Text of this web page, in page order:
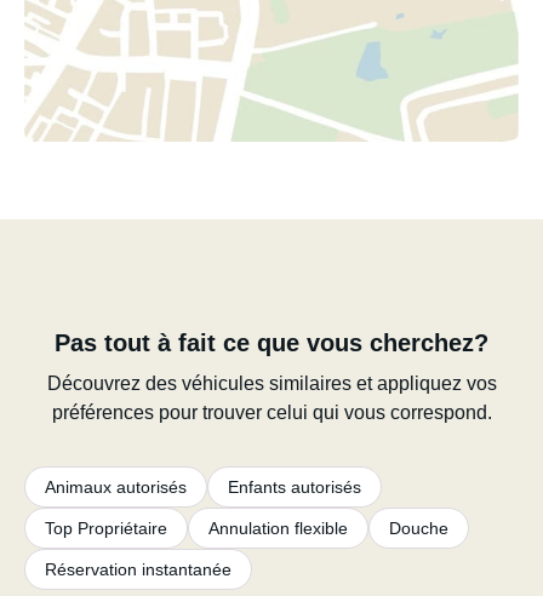
Pas tout à fait ce que vous cherchez?
Découvrez des véhicules similaires et appliquez vos
préférences pour trouver celui qui vous correspond.
Animaux autorisés Enfants autorisés
Top Propriétaire Annulation flexible Douche
Réservation instantanée